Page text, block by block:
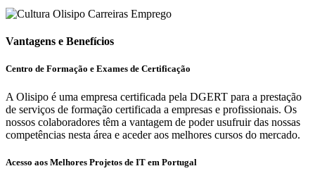
Vantagens e Benefícios
Centro de Formação e Exames de Certificação
A Olisipo é uma empresa certificada pela DGERT para a prestação
de serviços de formação certificada a empresas e profissionais. Os
nossos colaboradores têm a vantagem de poder usufruir das nossas
competências nesta área e aceder aos melhores cursos do mercado.
Acesso aos Melhores Projetos de IT em Portugal